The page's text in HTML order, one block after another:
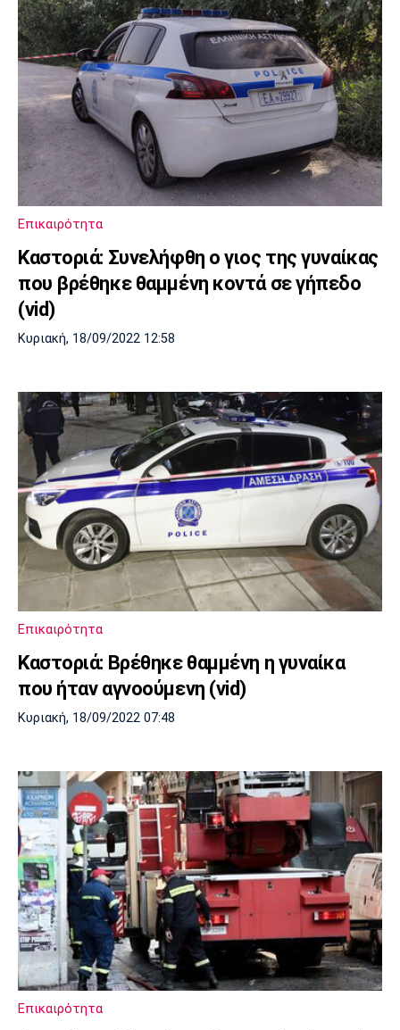
Επικαιρότητα
Καστοριά: Συνελήφθη ο γιος της γυναίκας
που βρέθηκε θαμμένη κοντά σε γήπεδο
(vid)
Κυριακή, 18/09/2022 12:58
Επικαιρότητα
Καστοριά: Βρέθηκε θαμμένη η γυναίκα
που ήταν αγνοούμενη (vid)
Κυριακή, 18/09/2022 07:48
Επικαιρότητα